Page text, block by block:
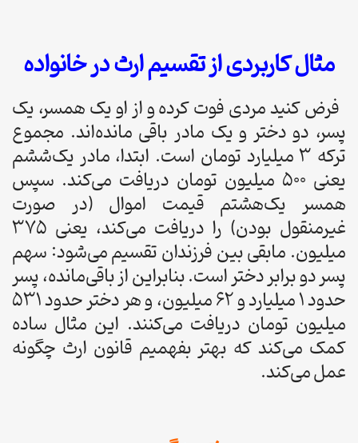
مثال کاربردی از تقسیم ارث در خانواده
فرض کنید مردی فوت کرده و از او یک همسر، یک
پسر، دو دختر و یک مادر باقی مانده‌اند. مجموع
ترکه 3 میلیارد تومان است. ابتدا، مادر یک‌ششم
یعنی ۵۰۰ میلیون تومان دریافت می‌کند. سپس
همسر یک‌هشتم قیمت اموال (در صورت
غیرمنقول بودن) را دریافت می‌کند، یعنی ۳۷۵
میلیون. مابقی بین فرزندان تقسیم می‌شود: سهم
پسر دو برابر دختر است. بنابراین از باقی‌مانده، پسر
حدود 1 میلیارد و 62 میلیون، و هر دختر حدود 531
میلیون تومان دریافت می‌کنند. این مثال ساده
کمک می‌کند که بهتر بفهمیم قانون ارث چگونه
عمل می‌کند.